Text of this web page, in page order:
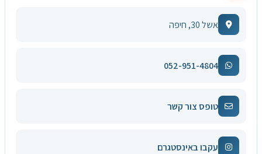
אשל 30, חיפה
052-951-4804
טופס צור קשר
עקבו באינסטגרם